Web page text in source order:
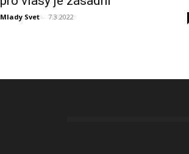
Mlady Svet - 7.3.2022